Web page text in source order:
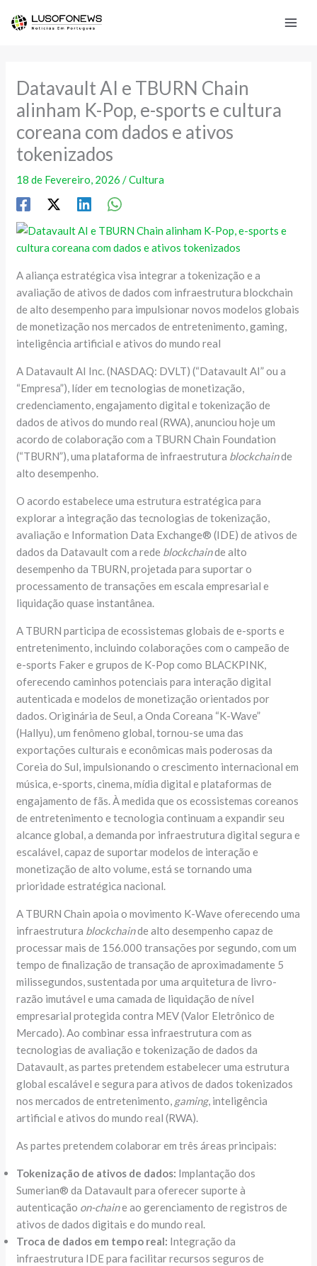
Datavault AI e TBURN Chain
alinham K-Pop, e-sports e cultura
coreana com dados e ativos
tokenizados
18 de Fevereiro, 2026/Cultura
A aliança estratégica visa integrar a tokenização e a
avaliação de ativos de dados com infraestrutura blockchain
de alto desempenho para impulsionar novos modelos globais
de monetização nos mercados de entretenimento, gaming,
inteligência artificial e ativos do mundo real
A Datavault AI Inc. (NASDAQ: DVLT) (“Datavault AI” ou a
“Empresa”), líder em tecnologias de monetização,
credenciamento, engajamento digital e tokenização de
dados de ativos do mundo real (RWA), anunciou hoje um
acordo de colaboração com a TBURN Chain Foundation
(“TBURN”), uma plataforma de infraestrutura blockchainde
alto desempenho.
O acordo estabelece uma estrutura estratégica para
explorar a integração das tecnologias de tokenização,
avaliação e Information Data Exchange® (IDE) de ativos de
dados da Datavault com a rede blockchainde alto
desempenho da TBURN, projetada para suportar o
processamento de transações em escala empresarial e
liquidação quase instantânea.
A TBURN participa de ecossistemas globais de e-sports e
entretenimento, incluindo colaborações com o campeão de
e-sports Faker e grupos de K-Pop como BLACKPINK,
oferecendo caminhos potenciais para interação digital
autenticada e modelos de monetização orientados por
dados. Originária de Seul, a Onda Coreana “K-Wave”
(Hallyu), um fenômeno global, tornou-se uma das
exportações culturais e econômicas mais poderosas da
Coreia do Sul, impulsionando o crescimento internacional em
música, e-sports, cinema, mídia digital e plataformas de
engajamento de fãs. À medida que os ecossistemas coreanos
de entretenimento e tecnologia continuam a expandir seu
alcance global, a demanda por infraestrutura digital segura e
escalável, capaz de suportar modelos de interação e
monetização de alto volume, está se tornando uma
prioridade estratégica nacional.
A TBURN Chain apoia o movimento K-Wave oferecendo uma
infraestrutura blockchainde alto desempenho capaz de
processar mais de 156.000 transações por segundo, com um
tempo de finalização de transação de aproximadamente 5
milissegundos, sustentada por uma arquitetura de livro-
razão imutável e uma camada de liquidação de nível
empresarial protegida contra MEV (Valor Eletrônico de
Mercado). Ao combinar essa infraestrutura com as
tecnologias de avaliação e tokenização de dados da
Datavault, as partes pretendem estabelecer uma estrutura
global escalável e segura para ativos de dados tokenizados
nos mercados de entretenimento, gaming, inteligência
artificial e ativos do mundo real (RWA).
As partes pretendem colaborar em três áreas principais:
Tokenização de ativos de dados: Implantação dos
Sumerian® da Datavault para oferecer suporte à
autenticação on-chaine ao gerenciamento de registros de
ativos de dados digitais e do mundo real.
Troca de dados em tempo real: Integração da
infraestrutura IDE para facilitar recursos seguros de